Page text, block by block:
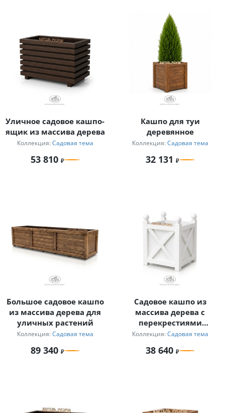
Уличное садовое кашпо-
ящик из массива дерева
Коллекция: Садовая тема
53 810
Кашпо для туи
деревянное
Коллекция: Садовая тема
32 131
Большое садовое кашпо
из массива дерева для
уличных растений
Коллекция: Садовая тема
89 340
Садовое кашпо из
массива дерева с
перекрестиями
«Прованс»
Коллекция: Садовая тема
38 640